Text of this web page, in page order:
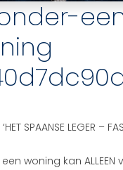
SPAANSE LEGER –
woning kan ALLEEN